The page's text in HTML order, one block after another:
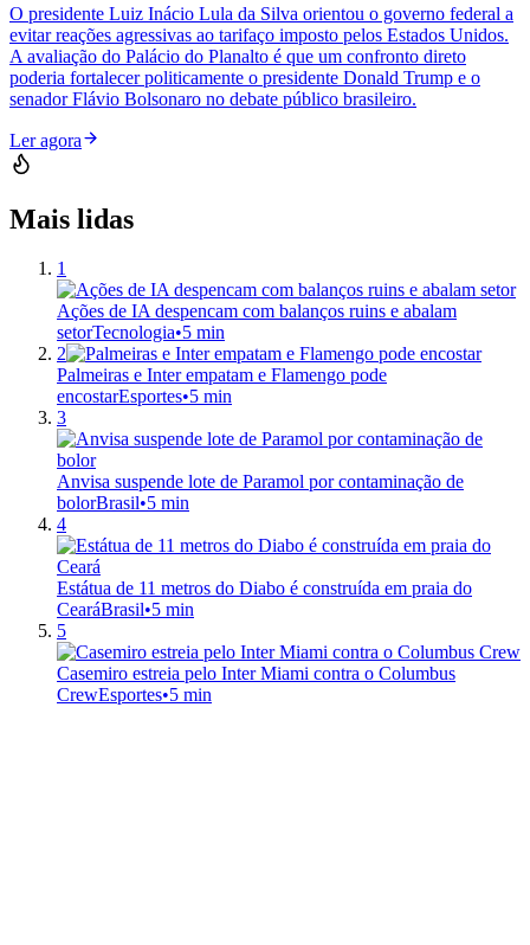
O presidente Luiz Inácio Lula da Silva orientou o governo federal a
evitar reações agressivas ao tarifaço imposto pelos Estados Unidos.
A avaliação do Palácio do Planalto é que um confronto direto
poderia fortalecer politicamente o presidente Donald Trump e o
senador Flávio Bolsonaro no debate público brasileiro.
Ler agora
Mais lidas
1
Ações de IA despencam com balanços ruins e abalam
setorTecnologia•5 min
2
Palmeiras e Inter empatam e Flamengo pode
encostarEsportes•5 min
3
Anvisa suspende lote de Paramol por contaminação de
bolorBrasil•5 min
4
Estátua de 11 metros do Diabo é construída em praia do
CearáBrasil•5 min
5
Casemiro estreia pelo Inter Miami contra o Columbus
CrewEsportes•5 min